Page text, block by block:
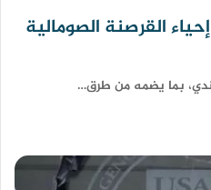
القرصنة الصومالية
بما يضمه من طرق…